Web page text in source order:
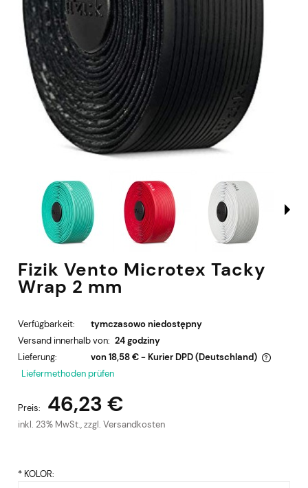
Fizik Vento Microtex Tacky
Wrap 2 mm
Verfügbarkeit:
tymczasowo niedostępny
Versand innerhalb von: 24 godziny
Lieferung:
von 18,58 € - Kurier DPD (Deutschland)
Der Preis enthält keine eventuellen Zahlungskosten
Liefermethoden prüfen
Preis: 46,23 €
inkl. 23% MwSt., zzgl. Versandkosten
* KOLOR: